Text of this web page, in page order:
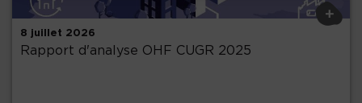
+
8 juillet 2026
Rapport d'analyse OHF CUGR 2025